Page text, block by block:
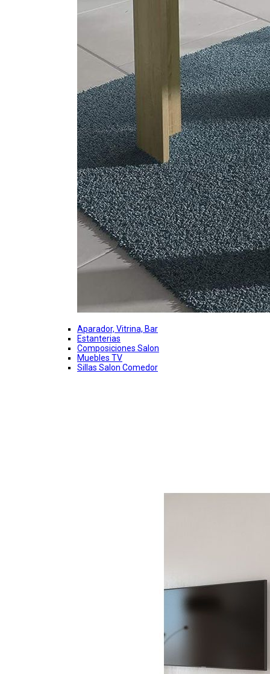
Aparador, Vitrina, Bar
Estanterias
Composiciones Salon
Muebles TV
Sillas Salon Comedor